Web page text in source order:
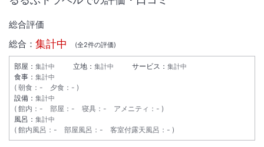
総合評価
総合： 集計中 (全2件の評価)
部屋： 集計中 立地： 集計中 サービス： 集計中
食事： 集計中
朝食 ： - 夕食 ： -
設備： 集計中
館内 ： - 部屋 ： - 寝具 ： - アメニティ ： -
風呂： 集計中
館内風呂 ： - 部屋風呂 ： - 客室付露天風呂 ： -